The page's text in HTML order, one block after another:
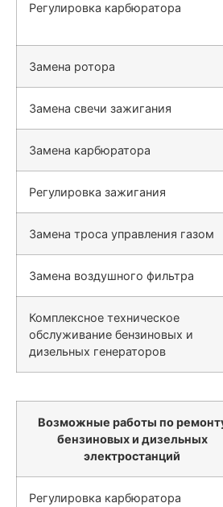
Регулировка карбюратора
Замена ротора
Замена свечи зажигания
Замена карбюратора
Регулировка зажигания
Замена троса управления газом
Замена воздушного фильтра
Комплексное техническое
обслуживание бензиновых и
дизельных генераторов
Возможные работы по
бензиновых и дизельных
электростанций
Регулировка карбюратора